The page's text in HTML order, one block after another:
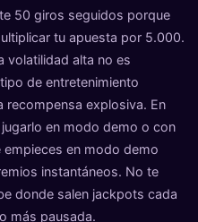
50 giros seguidos porque
tu apuesta por 5.000.
volatilidad alta no es
de entretenimiento
recompensa explosiva. En
en modo demo o con
en modo demo
instantáneos. No te
donde salen jackpots cada
más pausada.